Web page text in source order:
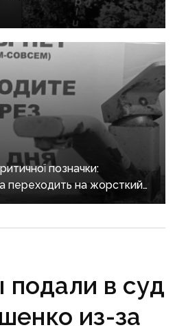
позначки:
переходить на жорсткий
подали в суд
из-за